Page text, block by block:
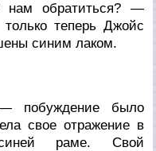
обратиться? —
теперь Джойс
синим лаком.
побуждение было
свое отражение в
раме. Свой